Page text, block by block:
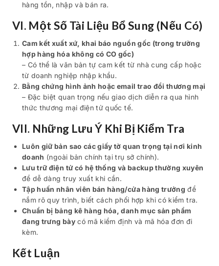
hàng tồn, nhập và bán ra.
VI. Một Số Tài Liệu Bổ Sung (Nếu Có)
Cam kết xuất xứ, khai báo nguồn gốc (trong trường
hợp hàng hóa không có CO gốc)
– Có thể là văn bản tự cam kết từ nhà cung cấp hoặc
từ doanh nghiệp nhập khẩu.
Bằng chứng hình ảnh hoặc email trao đổi thương mại
– Đặc biệt quan trọng nếu giao dịch diễn ra qua hình
thức thương mại điện tử quốc tế.
VII. Những Lưu Ý Khi Bị Kiểm Tra
Luôn giữ bản sao các giấy tờ quan trọng tại nơi kinh
doanh (ngoài bản chính tại trụ sở chính).
Lưu trữ điện tử có hệ thống và backup thường xuyên
để dễ dàng truy xuất khi cần.
Tập huấn nhân viên bán hàng/cửa hàng trưởng để
nắm rõ quy trình, biết cách phối hợp khi có kiểm tra.
Chuẩn bị bảng kê hàng hóa, danh mục sản phẩm
đang trưng bàycó mã kiểm định và mã hóa đơn đi
kèm.
Kết Luận